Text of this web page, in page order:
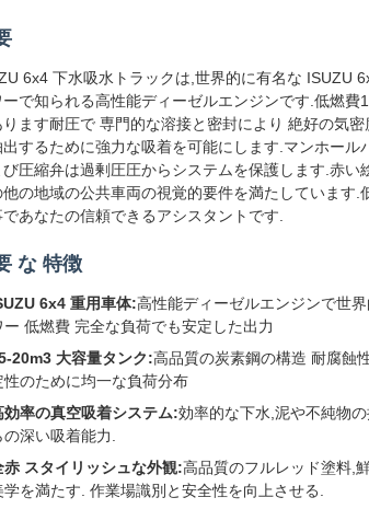
6x4 下水吸水トラックは,世界的に有名な ISUZU
ーで知られる高性能ディーゼルエンジンです.低燃
ります耐圧で 専門的な溶接と密封により 絶好の気
出するために強力な吸着を可能にします.マンホー
圧縮弁は過剰圧圧からシステムを保護します.赤
他の地域の公共車両の視覚的要件を満たしています
あなたの信頼できるアシスタントです.
な 特徴
6x4 重用車体:高性能ディーゼルエンジンで世
ー 低燃費 完全な負荷でも安定した出力
20m3 大容量タンク:高品質の炭素鋼の構造 耐腐蝕
性のために均一な負荷分布
効率の真空吸着システム:効率的な下水,泥や不純物
の深い吸着能力.
赤 スタイリッシュな外観:高品質のフルレッド塗料,
学を満たす. 作業場識別と安全性を向上させる.